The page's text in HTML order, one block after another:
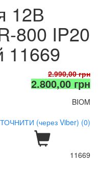
12В
800 IP20
11669
2.990,00 грн
2.800,00 грн
BIOM
(через Viber) (0)
11669